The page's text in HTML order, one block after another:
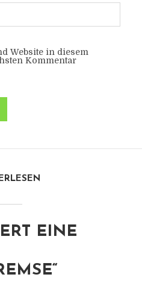
Website in diesem
Kommentar
EINE